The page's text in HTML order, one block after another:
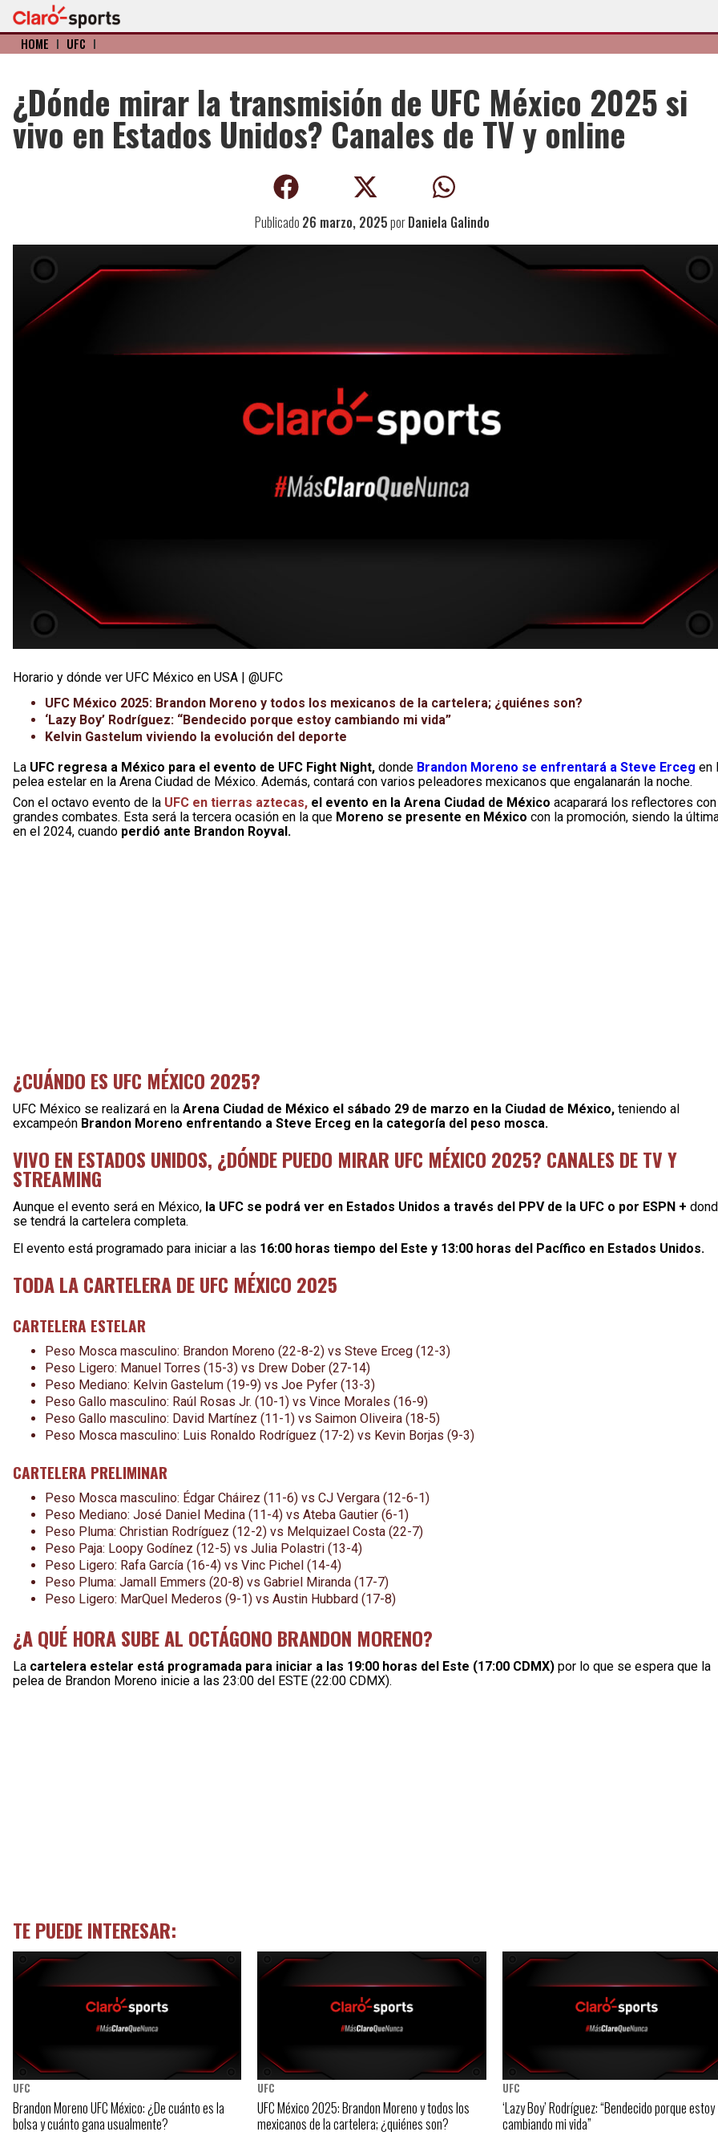
HOME I UFC I
¿Dónde mirar la transmisión de UFC México 2025 si
vivo en Estados Unidos? Canales de TV y online
Publicado 26 marzo, 2025porDaniela Galindo
Horario y dónde ver UFC México en USA | @UFC
UFC México 2025: Brandon Moreno y todos los mexicanos de la cartelera; ¿quiénes son?
‘Lazy Boy’ Rodríguez: “Bendecido porque estoy cambiando mi vida”
Kelvin Gastelum viviendo la evolución del deporte
La UFC regresa a México para el evento de UFC Fight Night, donde Brandon Moreno se enfrentará a Steve Erceg en
pelea estelar en la Arena Ciudad de México. Además, contará con varios peleadores mexicanos que engalanarán la noche.
Con el octavo evento de la UFC en tierras aztecas, el evento en la Arena Ciudad de México acaparará los reflectores con
grandes combates. Esta será la tercera ocasión en la que Moreno se presente en México con la promoción, siendo la
en el 2024, cuando perdió ante Brandon Royval.
¿CUÁNDO ES UFC MÉXICO 2025?
UFC México se realizará en la Arena Ciudad de México el sábado 29 de marzo en la Ciudad de México, teniendo al
excampeón Brandon Moreno enfrentando a Steve Erceg en la categoría del peso mosca.
VIVO EN ESTADOS UNIDOS, ¿DÓNDE PUEDO MIRAR UFC MÉXICO 2025? CANALES DE TV Y
STREAMING
Aunque el evento será en México, la UFC se podrá ver en Estados Unidos a través del PPV de la UFC o por ESPN +
se tendrá la cartelera completa.
El evento está programado para iniciar a las 16:00 horas tiempo del Este y 13:00 horas del Pacífico en Estados Unidos.
TODA LA CARTELERA DE UFC MÉXICO 2025
CARTELERA ESTELAR
Peso Mosca masculino: Brandon Moreno (22-8-2) vs Steve Erceg (12-3)
Peso Ligero: Manuel Torres (15-3) vs Drew Dober (27-14)
Peso Mediano: Kelvin Gastelum (19-9) vs Joe Pyfer (13-3)
Peso Gallo masculino: Raúl Rosas Jr. (10-1) vs Vince Morales (16-9)
Peso Gallo masculino: David Martínez (11-1) vs Saimon Oliveira (18-5)
Peso Mosca masculino: Luis Ronaldo Rodríguez (17-2) vs Kevin Borjas (9-3)
CARTELERA PRELIMINAR
Peso Mosca masculino: Édgar Cháirez (11-6) vs CJ Vergara (12-6-1)
Peso Mediano: José Daniel Medina (11-4) vs Ateba Gautier (6-1)
Peso Pluma: Christian Rodríguez (12-2) vs Melquizael Costa (22-7)
Peso Paja: Loopy Godínez (12-5) vs Julia Polastri (13-4)
Peso Ligero: Rafa García (16-4) vs Vinc Pichel (14-4)
Peso Pluma: Jamall Emmers (20-8) vs Gabriel Miranda (17-7)
Peso Ligero: MarQuel Mederos (9-1) vs Austin Hubbard (17-8)
¿A QUÉ HORA SUBE AL OCTÁGONO BRANDON MORENO?
La cartelera estelar está programada para iniciar a las 19:00 horas del Este (17:00 CDMX) por lo que se espera que la
pelea de Brandon Moreno inicie a las 23:00 del ESTE (22:00 CDMX).
TE PUEDE INTERESAR:
UFC
Brandon Moreno UFC México: ¿De cuánto es la
bolsa y cuánto gana usualmente?
UFC
UFC México 2025: Brandon Moreno y todos los
mexicanos de la cartelera; ¿quiénes son?
UFC
‘Lazy Boy’ Rodríguez: “Bendecido porque estoy
cambiando mi vida”